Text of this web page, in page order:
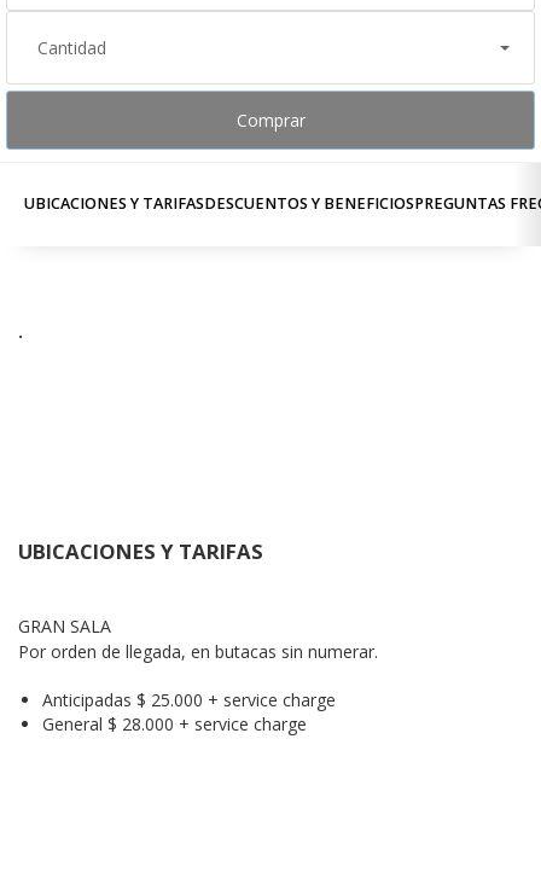
Cantidad
Comprar
UBICACIONES Y TARIFASDESCUENTOS Y BENEFICIOSPREGUNTAS
.
UBICACIONES Y TARIFAS
GRAN SALA
Por orden de llegada, en butacas sin numerar.
Anticipadas $ 25.000 + service charge
General $ 28.000 + service charge